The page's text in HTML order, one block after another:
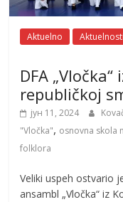
Aktuelno Aktuelnosti
DFA
republičkoj
јун 11, 2024
"Vločka", osnovna skola
folklora
Veliki uspeh ostvario
ansambl „Vločka“ iz